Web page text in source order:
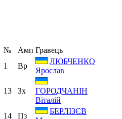
№ Амп Гравець
1 Вр
ЛЮБЧЕНКО
Ярослав
13 Зх
ГОРОДЧАНІН
Віталій
14 Пз
БЕРЛІЗЄВ